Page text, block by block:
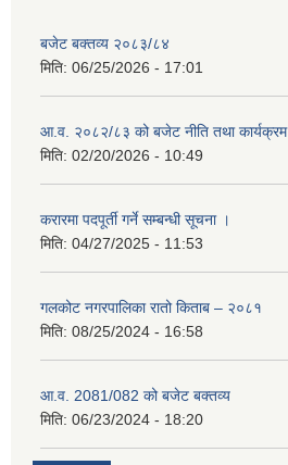
बजेट बक्तव्य २०८३/८४
मिति: 06/25/2026 - 17:01
आ.व. २०८२/८३ को बजेट नीति तथा कार्यक्रम
मिति: 02/20/2026 - 10:49
करारमा पदपूर्ती गर्ने सम्बन्धी सूचना ।
मिति: 04/27/2025 - 11:53
गलकोट नगरपालिका रातो किताब – २०८१
मिति: 08/25/2024 - 16:58
आ.व. 2081/082 को बजेट बक्तव्य
मिति: 06/23/2024 - 18:20